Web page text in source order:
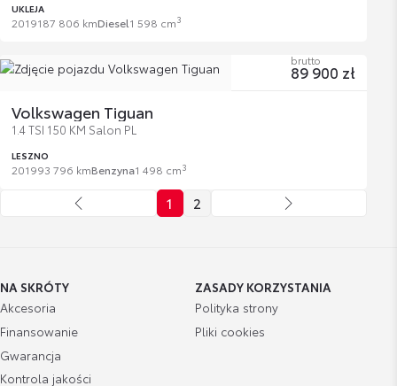
UKLEJA
2019187 806 kmDiesel1 598 cm3
Volkswagen Tiguan
1.4 TSI 150 KM Salon PL
LESZNO
201993 796 kmBenzyna1 498 cm3
brutto
89 900 zł
1 2
NA SKRÓTY
Akcesoria
Finansowanie
Gwarancja
Kontrola jakości
ZASADY KORZYSTANIA
Polityka strony
Pliki cookies